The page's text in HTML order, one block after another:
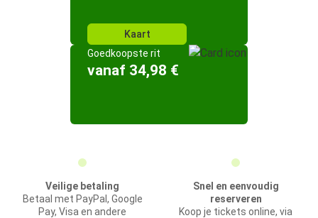
Kaart
Goedkoopste rit
vanaf 34,98 €
Veilige betaling
Betaal met PayPal, Google
Pay, Visa en andere
Snel en eenvoudig
reserveren
Koop je tickets online, via